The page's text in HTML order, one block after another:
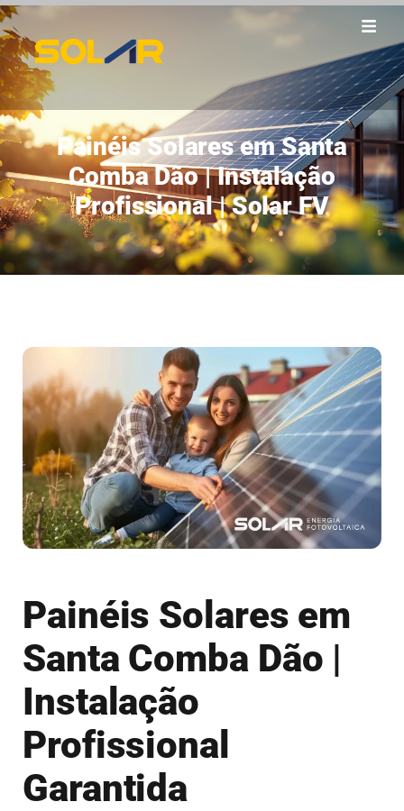
Painéis Solares em Santa
Comba Dão | Instalação
Profissional | Solar FV
Painéis Solares em
Santa Comba Dão |
Instalação
Profissional
Garantida